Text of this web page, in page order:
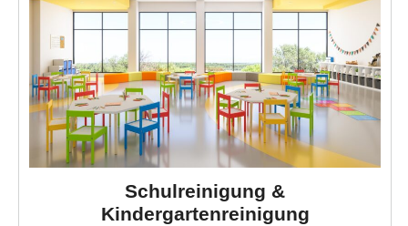
Schulreinigung &
Kindergartenreinigung